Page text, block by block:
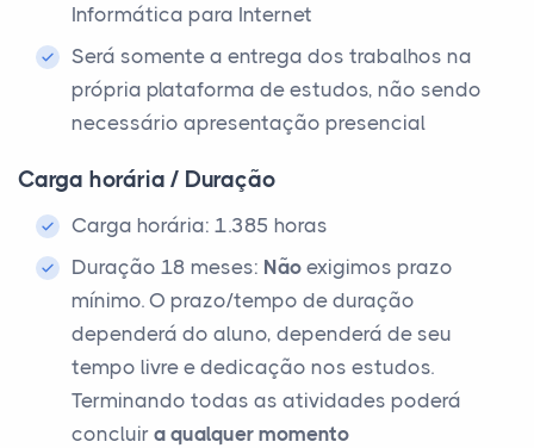
Informática para Internet
Será somente a entrega dos trabalhos na
própria plataforma de estudos, não sendo
necessário apresentação presencial
Carga horária / Duração
Carga horária: 1.385 horas
Duração 18 meses: Não exigimos prazo
mínimo. O prazo/tempo de duração
dependerá do aluno, dependerá de seu
tempo livre e dedicação nos estudos.
Terminando todas as atividades poderá
concluir a qualquer momento